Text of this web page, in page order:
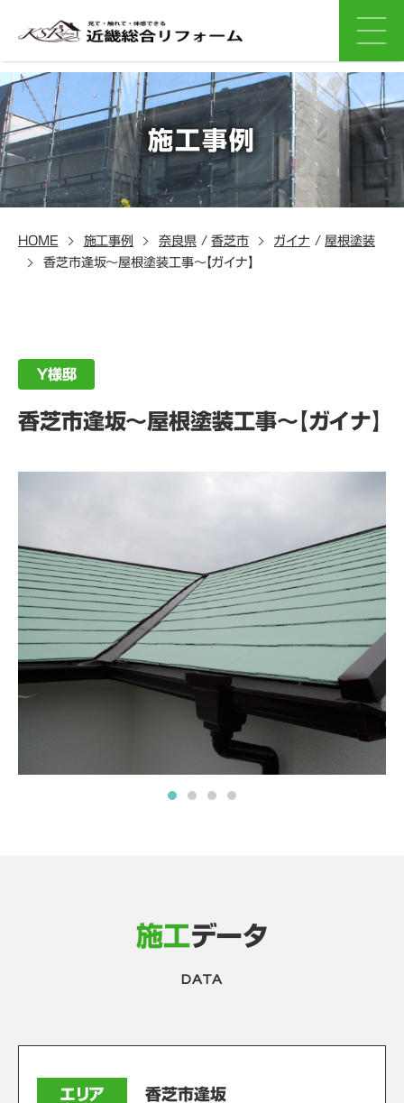
施工事例
HOME 施工事例 奈良県/香芝市 ガイナ / 屋根塗装
香芝市逢坂～屋根塗装工事～【ガイナ】
Ｙ様邸
香芝市逢坂～屋根塗装工事～【ガイナ】
施工データ
DATA
エリア 香芝市逢坂